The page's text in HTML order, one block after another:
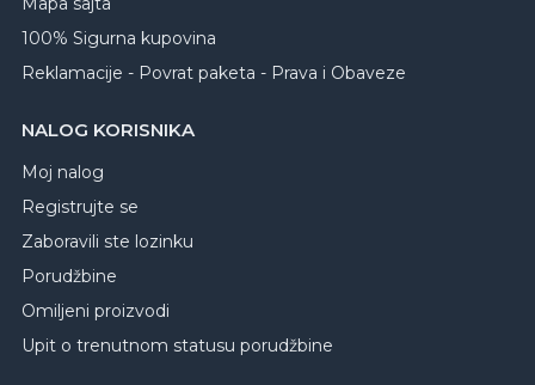
100% Sigurna kupovina
Reklamacije - Povrat paketa - Prava i Obaveze
NALOG KORISNIKA
Moj nalog
Registrujte se
Zaboravili ste lozinku
Porudžbine
Omiljeni proizvodi
Upit o trenutnom statusu porudžbine